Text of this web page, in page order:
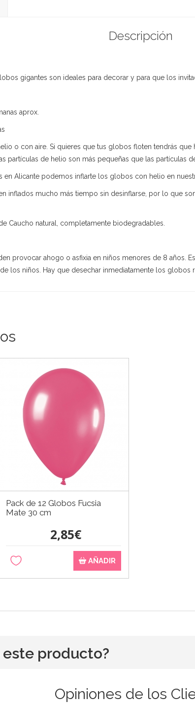
Descripción
gigantes son ideales para decorar y para que los
aprox.
o con aire. Si quieres que tus globos floten tendrás
partículas de helio son más pequeñas que las partículas
en Alicante podemos inflarte los globos con helio en
inflados mucho más tiempo sin desinflarse, por lo que
Caucho natural, completamente biodegradables.
provocar ahogo o asfixia en niños menores de 8 años.
los niños. Hay que desechar inmediatamente los globos
Pack de 12 Globos Fucsia
Mate 30 cm
2,85€
AÑADIR
este producto?
Opiniones de los